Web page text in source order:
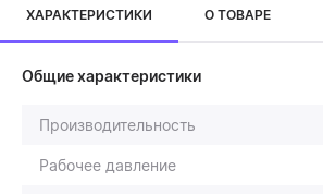
ХАРАКТЕРИСТИКИ О ТОВАРЕ
Общие характеристики
Производительность
Рабочее давление